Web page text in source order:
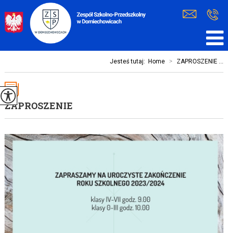
Jesteś tutaj: Home > ZAPROSZENIE ...
ZAPROSZENIE